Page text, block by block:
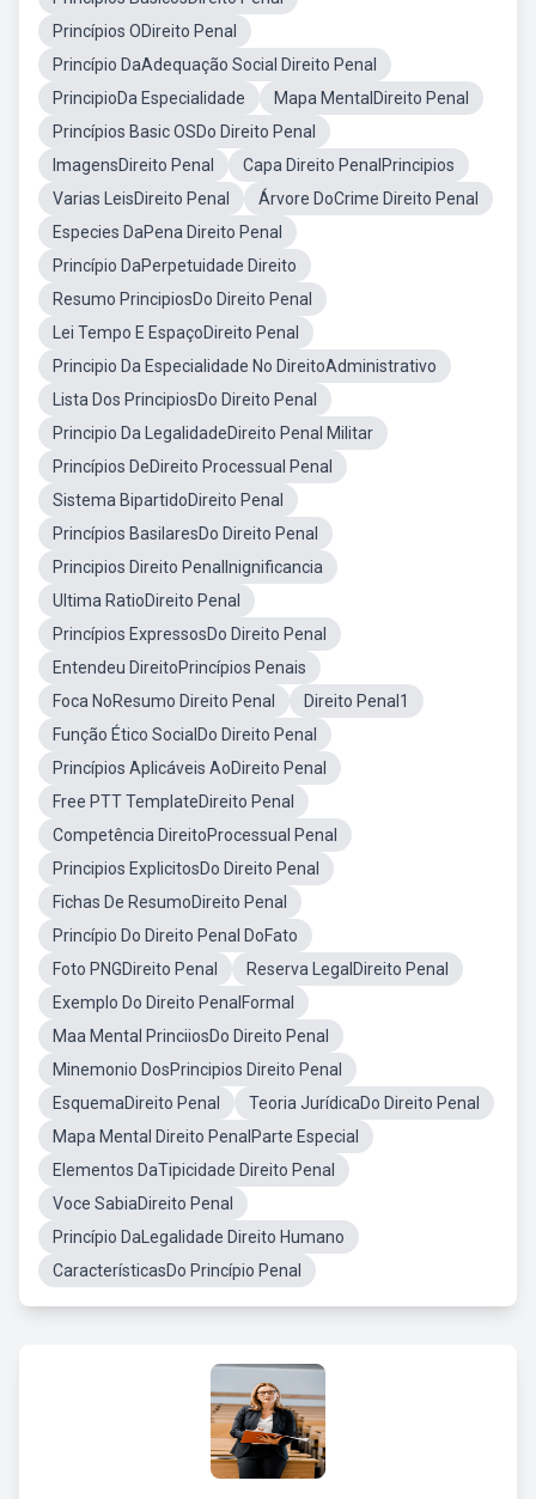
Princípios ODireito Penal
Princípio DaAdequação Social Direito Penal
PrincipioDa Especialidade
Mapa MentalDireito Penal
Princípios Basic OSDo Direito Penal
ImagensDireito Penal
Capa Direito PenalPrincipios
Varias LeisDireito Penal
Árvore DoCrime Direito Penal
Especies DaPena Direito Penal
Princípio DaPerpetuidade Direito
Resumo PrincipiosDo Direito Penal
Lei Tempo E EspaçoDireito Penal
Principio Da Especialidade No DireitoAdministrativo
Lista Dos PrincipiosDo Direito Penal
Principio Da LegalidadeDireito Penal Militar
Princípios DeDireito Processual Penal
Sistema BipartidoDireito Penal
Princípios BasilaresDo Direito Penal
Principios Direito PenalInignificancia
Ultima RatioDireito Penal
Princípios ExpressosDo Direito Penal
Entendeu DireitoPrincípios Penais
Foca NoResumo Direito Penal
Direito Penal1
Função Ético SocialDo Direito Penal
Princípios Aplicáveis AoDireito Penal
Free PTT TemplateDireito Penal
Competência DireitoProcessual Penal
Principios ExplicitosDo Direito Penal
Fichas De ResumoDireito Penal
Princípio Do Direito Penal DoFato
Foto PNGDireito Penal
Reserva LegalDireito Penal
Exemplo Do Direito PenalFormal
Maa Mental PrinciiosDo Direito Penal
Minemonio DosPrincipios Direito Penal
EsquemaDireito Penal
Teoria JurídicaDo Direito Penal
Mapa Mental Direito PenalParte Especial
Elementos DaTipicidade Direito Penal
Voce SabiaDireito Penal
Princípio DaLegalidade Direito Humano
CaracterísticasDo Princípio Penal